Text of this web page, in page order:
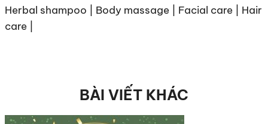
Herbal shampoo | Body massage | Facial care | Hair
care |
BÀI VIẾT KHÁC